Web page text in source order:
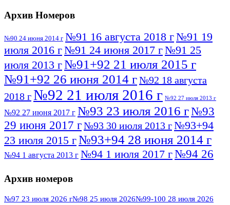
Архив Номеров
№90 24 июня 2014 г №91 16 августа 2018 г№91 19
июля 2016 г№91 24 июня 2017 г№91 25
июля 2013 г№91+92 21 июля 2015 г
№91+92 26 июня 2014 г№92 18 августа
2018 г№92 21 июля 2016 г №92 27 июля 2013 г
№92 27 июня 2017 г №93 23 июля 2016 г№93
29 июня 2017 г№93 30 июля 2013 г№93+94
23 июля 2015 г№93+94 28 июня 2014 г
№94 1 августа 2013 г №94 1 июля 2017 г№94 26
№95 7 августа 2012 г
№95 28 июля 2016 г №95+96 3 августа
Архив номеров
№97 23 июля 2026 г№98 25 июля 2026№99-100 28 июля 2026